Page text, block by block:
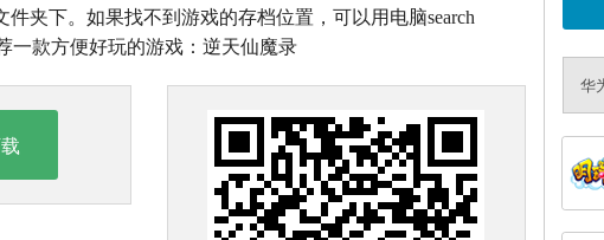
夹下。如果找不到游戏的存档位置，可以用电脑search
一款方便好玩的游戏：逆天仙魔录
华